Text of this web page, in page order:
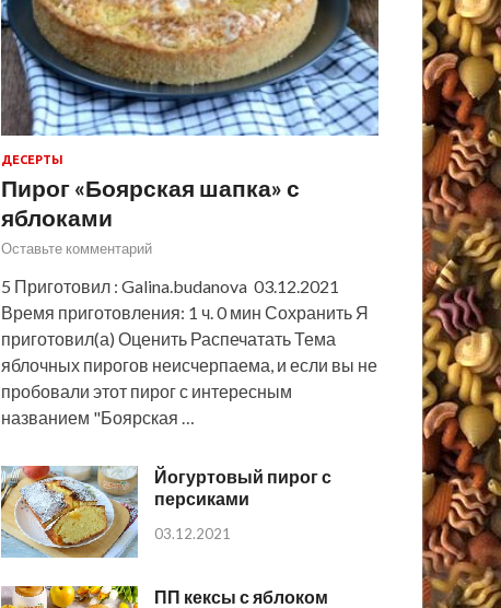
ДЕСЕРТЫ
Пирог «Боярская шапка» с
яблоками
Оставьте комментарий
5 Приготовил : Galina.budanova 03.12.2021
Время приготовления: 1 ч. 0 мин Сохранить Я
приготовил(а) Оценить Распечатать Тема
яблочных пирогов неисчерпаема, и если вы не
пробовали этот пирог с интересным
названием "Боярская …
Йогуртовый пирог с
персиками
03.12.2021
ПП кексы с яблоком